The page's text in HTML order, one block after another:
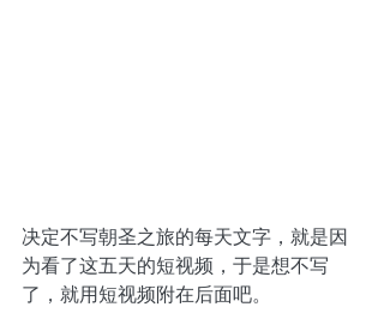
决定不写朝圣之旅的每天文字，就是因
为看了这五天的短视频，于是想不写
了，就用短视频附在后面吧。